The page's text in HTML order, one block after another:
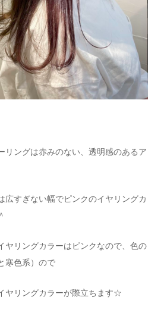
リングは赤みのない、透明感のあるア
広すぎない幅でピンクのイヤリングカ
ヤリングカラーはピンクなので、色の
寒色系）ので
ヤリングカラーが際立ちます☆